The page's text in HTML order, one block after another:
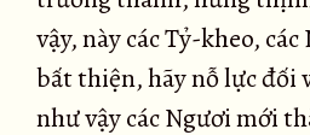
vậy, này các Tỷ-kheo,
bất thiện, hãy nỗ lực đối
như vậy các Ngươi mới